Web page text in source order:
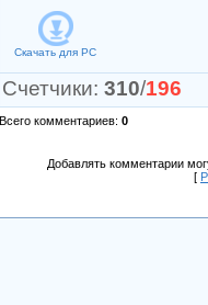
Скачать для PC
Счетчики: 310/196
Всего комментариев: 0
Добавлять комментарии
[